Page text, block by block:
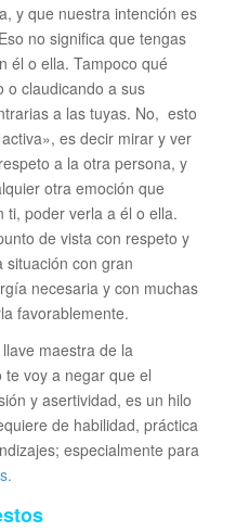
y que nuestra intención es
no significa que tengas
él o ella. Tampoco qué
o claudicando a sus
a las tuyas. No, esto
es decir mirar y ver
a la otra persona, y
otra emoción que
ti, poder verla a él o ella.
de vista con respeto y
situación con gran
necesaria y con muchas
favorablemente.
maestra de la
voy a negar que el
y asertividad, es un hilo
de habilidad, práctica
especialmente para